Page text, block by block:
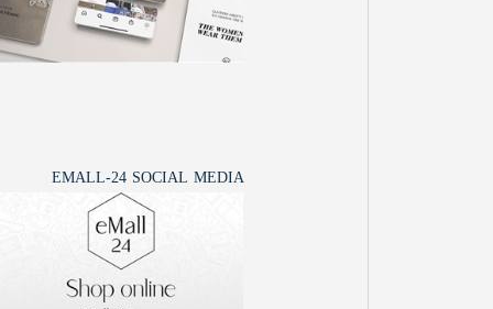
EMALL-24 SOCIAL MEDIA